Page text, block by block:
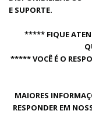
E SUPORTE.
***** FIQUE
***** VOCÊ É O
MAIORES
RESPONDER EM